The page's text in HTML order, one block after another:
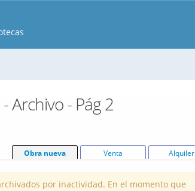
Archivo - Pág 2
Obra nueva Venta Alquiler
por inactividad. En el momento que